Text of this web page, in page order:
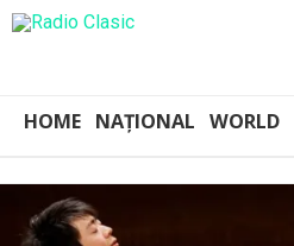
HOME NAȚIONAL WORLD